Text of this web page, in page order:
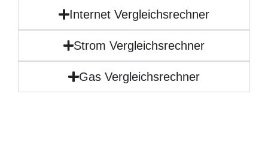
Internet Vergleichsrechner
Strom Vergleichsrechner
Gas Vergleichsrechner